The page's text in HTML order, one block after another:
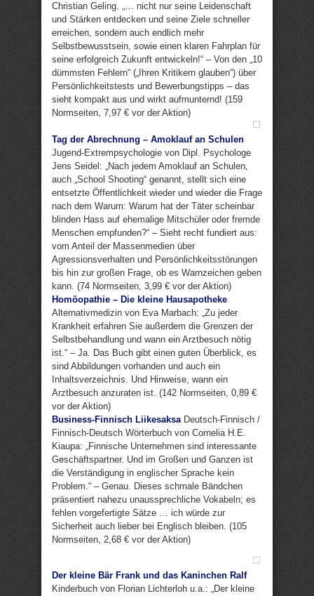
Christian Geling. „… nicht nur seine Leidenschaft
und Stärken entdecken und seine Ziele schneller
erreichen, sondern auch endlich mehr
Selbstbewusstsein, sowie einen klaren Fahrplan für
seine erfolgreich Zukunft entwickeln!“ – Von den „10
dümmsten Fehlern“ („Ihren Kritikern glauben“) über
Persönlichkeitstests und Bewerbungstipps – das
sieht kompakt aus und wirkt aufmunternd! (159
Normseiten, 7,97 € vor der Aktion)
Tag der Abrechnung – Amoklauf an Schulen
Jugend-Extrempsychologie von Dipl. Psychologe
Jens Seidel: „Nach jedem Amoklauf an Schulen,
auch „School Shooting“ genannt, stellt sich eine
entsetzte Öffentlichkeit wieder und wieder die Frage
nach dem Warum: Warum hat der Täter scheinbar
blinden Hass auf ehemalige Mitschüler oder fremde
Menschen empfunden?“ – Sieht recht fundiert aus:
vom Anteil der Massenmedien über
Agressionsverhalten und Persönlichkeitsstörungen
bis hin zur großen Frage, ob es Warnzeichen geben
kann. (74 Normseiten, 3,99 € vor der Aktion)
Homöopathie – Die kleine Hausapotheke
Alternativmedizin von Eva Marbach: „Zu jeder
Krankheit erfahren Sie außerdem die Grenzen der
Selbstbehandlung und wann ein Arztbesuch nötig
ist.“ – Ja. Das Buch gibt einen guten Überblick, es
sind Abbildungen vorhanden und auch ein
Inhaltsverzeichnis. Und Hinweise, wann ein
Arztbesuch anzuraten ist. (142 Normseiten, 0,89 €
vor der Aktion)
Business-Finnisch LiikesaksaDeutsch-Finnisch /
Finnisch-Deutsch Wörterbuch von Cornelia H.E.
Kiaupa: „Finnische Unternehmen sind interessante
Geschäftspartner. Und im Großen und Ganzen ist
die Verständigung in englischer Sprache kein
Problem.“ – Genau. Dieses schmale Bändchen
präsentiert nahezu unaussprechliche Vokabeln; es
fehlen vorgefertigte Sätze … ich würde zur
Sicherheit auch lieber bei Englisch bleiben. (105
Normseiten, 2,68 € vor der Aktion)
Der kleine Bär Frank und das Kaninchen Ralf
Kinderbuch von Florian Lichterloh u.a.: „Der kleine